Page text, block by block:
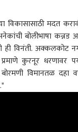
विकासासाठी मदत
बोलीभाषा
ही विनंती. अक्कलकोट
कुरनूर धरणावर
विमानतळ दहा